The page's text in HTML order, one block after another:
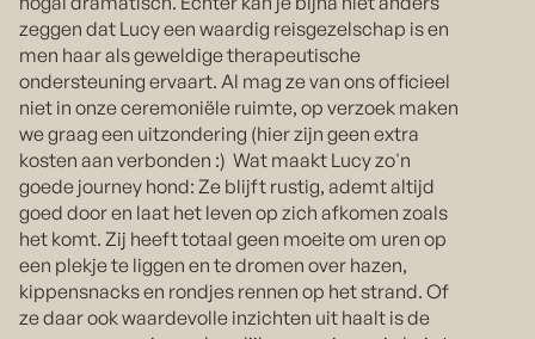
zeggen dat Lucy een waardig reisgezelschap is en
men haar als geweldige therapeutische
ondersteuning ervaart. Al mag ze van ons officieel
niet in onze ceremoniële ruimte, op verzoek maken
we graag een uitzondering (hier zijn geen extra
kosten aan verbonden :) Wat maakt Lucy zo'n
goede journey hond: Ze blijft rustig, ademt altijd
goed door en laat het leven op zich afkomen zoals
het komt. Zij heeft totaal geen moeite om uren op
een plekje te liggen en te dromen over hazen,
kippensnacks en rondjes rennen op het strand. Of
ze daar ook waardevolle inzichten uit haalt is de